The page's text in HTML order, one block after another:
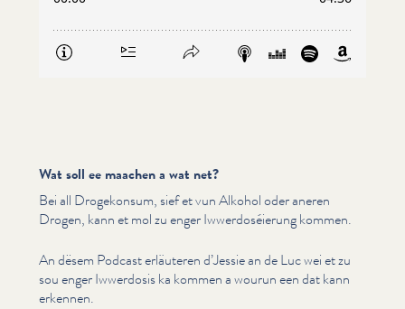
Wat soll ee maachen a wat net?
Bei all Drogekonsum, sief et vun Alkohol oder aneren
Drogen, kann et mol zu enger Iww­er­doséierung kommen.
An dësem Podcast erläuteren d’Jessie an de Luc wei et zu
sou enger Iwwerdosis ka kommen a wourun een dat kann
erkennen.